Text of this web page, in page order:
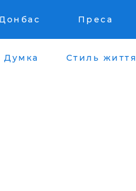
Преса
Думка Стиль життя